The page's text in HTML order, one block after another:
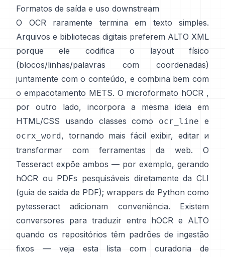
Formatos de saída e uso downstream
O OCR raramente termina em texto simples.
Arquivos e bibliotecas digitais preferem ALTO XML
porque ele codifica o layout físico
(blocos/linhas/palavras com coordenadas)
juntamente com o conteúdo, e combina bem com
o empacotamento METS. O microformato hOCR ,
por outro lado, incorpora a mesma ideia em
HTML/CSS usando classes como ocr_line e
ocrx_word, tornando mais fácil exibir, editar и
transformar com ferramentas da web. O
Tesseract expõe ambos — por exemplo, gerando
hOCR ou PDFs pesquisáveis diretamente da CLI
(guia de saída de PDF); wrappers de Python como
pytesseract
adicionam conveniência. Existem
conversores para traduzir entre hOCR e ALTO
quando os repositórios têm padrões de ingestão
fixos — veja esta lista com curadoria de